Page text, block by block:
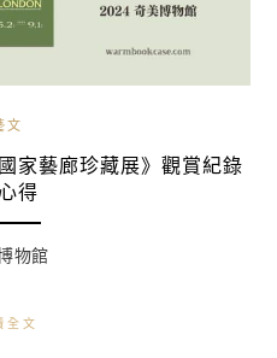
文
家藝廊珍藏展》觀賞紀錄
得
物館
全文